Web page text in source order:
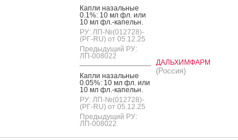
Кап­ли на­заль­ные
0.1%: 10 мл фл. или
10 мл фл.-ка­пельн.
РУ: ЛП-№(012728)-
(РГ-RU) от 05.12.25
Предыдущий РУ:
ЛП-008022
Кап­ли на­заль­ные
0.05%: 10 мл фл. или
10 мл фл.-ка­пельн.
РУ: ЛП-№(012728)-
(РГ-RU) от 05.12.25
Предыдущий РУ:
ЛП-008022
ДАЛЬХИМФАРМ
(Россия)